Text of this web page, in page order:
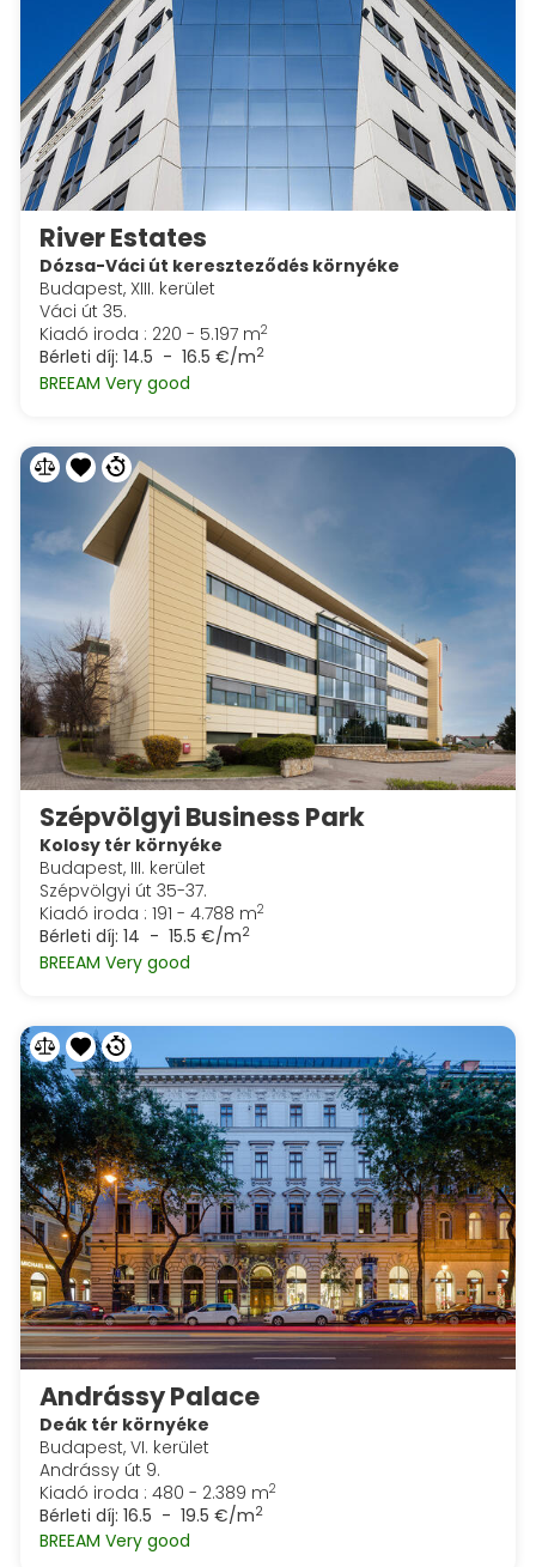
River Estates
Dózsa-Váci út kereszteződés környéke
Budapest, XIII. kerület
Váci út 35.
Kiadó iroda : 220 - 5.197 m2
Bérleti díj: 14.5 - 16.5 €/m2
BREEAM Very good
Szépvölgyi Business Park
Kolosy tér környéke
Budapest, III. kerület
Szépvölgyi út 35-37.
Kiadó iroda : 191 - 4.788 m2
Bérleti díj: 14 - 15.5 €/m2
BREEAM Very good
Andrássy Palace
Deák tér környéke
Budapest, VI. kerület
Andrássy út 9.
Kiadó iroda : 480 - 2.389 m2
Bérleti díj: 16.5 - 19.5 €/m2
BREEAM Very good